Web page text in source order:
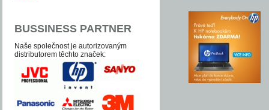
BUSSINESS PARTNER
Naše společnost je auto­­ri­zo­va­ným
distri­bu­to­­rem těchto zna­ček: